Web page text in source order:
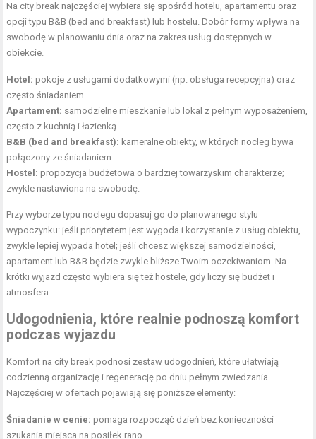
Na city break najczęściej wybiera się spośród hotelu, apartamentu oraz
opcji typu B&B (bed and breakfast) lub hostelu. Dobór formy wpływa na
swobodę w planowaniu dnia oraz na zakres usług dostępnych w
obiekcie.
Hotel: pokoje z usługami dodatkowymi (np. obsługa recepcyjna) oraz
często śniadaniem.
Apartament: samodzielne mieszkanie lub lokal z pełnym wyposażeniem,
często z kuchnią i łazienką.
B&B (bed and breakfast): kameralne obiekty, w których nocleg bywa
połączony ze śniadaniem.
Hostel: propozycja budżetowa o bardziej towarzyskim charakterze;
zwykle nastawiona na swobodę.
Przy wyborze typu noclegu dopasuj go do planowanego stylu
wypoczynku: jeśli priorytetem jest wygoda i korzystanie z usług obiektu,
zwykle lepiej wypada hotel; jeśli chcesz większej samodzielności,
apartament lub B&B będzie zwykle bliższe Twoim oczekiwaniom. Na
krótki wyjazd często wybiera się też hostele, gdy liczy się budżet i
atmosfera.
Udogodnienia, które realnie podnoszą komfort
podczas wyjazdu
Komfort na city break podnosi zestaw udogodnień, które ułatwiają
codzienną organizację i regenerację po dniu pełnym zwiedzania.
Najczęściej w ofertach pojawiają się poniższe elementy:
Śniadanie w cenie: pomaga rozpocząć dzień bez konieczności
szukania miejsca na posiłek rano.